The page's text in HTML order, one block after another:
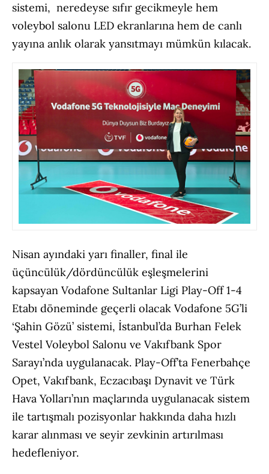
sistemi, neredeyse sıfır gecikmeyle hem
voleybol salonu LED ekranlarına hem de canlı
yayına anlık olarak yansıtmayı mümkün kılacak.
Nisan ayındaki yarı finaller, final ile
üçüncülük/dördüncülük eşleşmelerini
kapsayan Vodafone Sultanlar Ligi Play-Off 1-4
Etabı döneminde geçerli olacak Vodafone 5G’li
‘Şahin Gözü’ sistemi, İstanbul’da Burhan Felek
Vestel Voleybol Salonu ve Vakıfbank Spor
Sarayı’nda uygulanacak. Play-Off’ta Fenerbahçe
Opet, Vakıfbank, Eczacıbaşı Dynavit ve Türk
Hava Yolları’nın maçlarında uygulanacak sistem
ile tartışmalı pozisyonlar hakkında daha hızlı
karar alınması ve seyir zevkinin artırılması
hedefleniyor.